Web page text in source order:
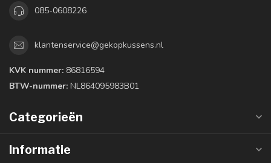
085-0608226
klantenservice@gekopkussens.nl
KVK nummer: 86816594
BTW-nummer: NL864095983B01
Categorieën
Informatie